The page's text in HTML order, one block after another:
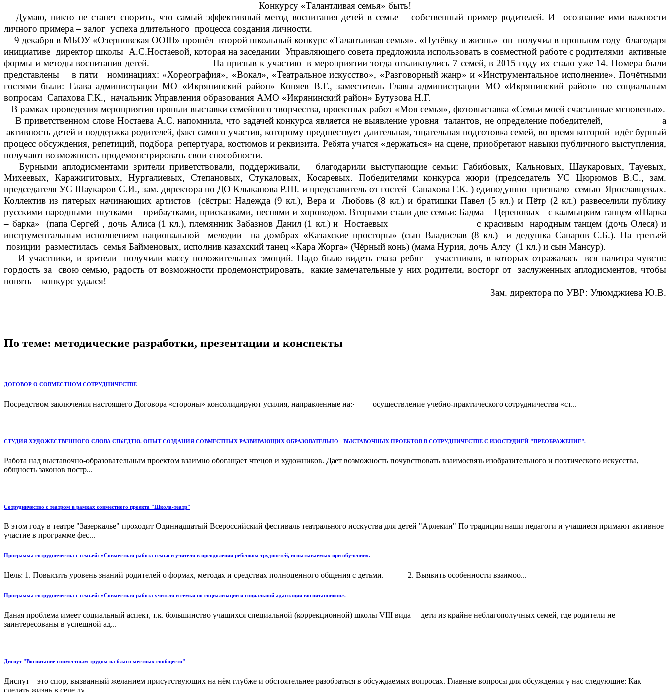
Конкурсу «Талантливая семья» быть!
Думаю, никто не станет спорить, что самый эффективный метод воспитания детей в семье – собственный пример родителей. И осознание ими важности
личного примера – залог успеха длительного процесса создания личности.
9 декабря в МБОУ «Озерновская ООШ» прошёл второй школьный конкурс «Талантливая семья». «Путёвку в жизнь» он получил в прошлом году благодаря
инициативе директор школы А.С.Ностаевой, которая на заседании Управляющего совета предложила использовать в совместной работе с родителями активные
формы и методы воспитания детей. На призыв к участию в мероприятии тогда откликнулись 7 семей, в 2015 году их стало уже 14. Номера были
представлены в пяти номинациях: «Хореография», «Вокал», «Театральное искусство», «Разговорный жанр» и «Инструментальное исполнение». Почётными
гостями были: Глава администрации МО «Икрянинский район» Коняев В.Г., заместитель Главы администрации МО «Икрянинский район» по социальным
вопросам Сапахова Г.К., начальник Управления образования АМО «Икрянинский район» Бутузова Н.Г.
В рамках проведения мероприятия прошли выставки семейного творчества, проектных работ «Моя семья», фотовыставка «Семьи моей счастливые мгновенья».
В приветственном слове Ностаева А.С. напомнила, что задачей конкурса является не выявление уровня талантов, не определение победителей, а
активность детей и поддержка родителей, факт самого участия, которому предшествует длительная, тщательная подготовка семей, во время которой идёт бурный
процесс обсуждения, репетиций, подбора репертуара, костюмов и реквизита. Ребята учатся «держаться» на сцене, приобретают навыки публичного выступления,
получают возможность продемонстрировать свои способности.
Бурными аплодисментами зрители приветствовали, поддерживали, благодарили выступающие семьи: Габибовых, Кальновых, Шаукаровых, Тауевых,
Михеевых, Каражигитовых, Нургалиевых, Степановых, Стукаловых, Косаревых. Победителями конкурса жюри (председатель УС Цюрюмов В.С., зам.
председателя УС Шаукаров С.И., зам. директора по ДО Клыканова Р.Ш. и представитель от гостей Сапахова Г.К. ) единодушно признало семью Ярославцевых.
Коллектив из пятерых начинающих артистов (сёстры: Надежда (9 кл.), Вера и Любовь (8 кл.) и братишки Павел (5 кл.) и Пётр (2 кл.) развеселили публику
русскими народными шутками – прибаутками, присказками, песнями и хороводом. Вторыми стали две семьи: Бадма – Цереновых с калмыцким танцем «Шарка
– барка» (папа Сергей , дочь Алиса (1 кл.), племянник Забазнов Данил (1 кл.) и Ностаевых с красивым народным танцем (дочь Олеся) и
инструментальным исполнением национальной мелодии на домбрах «Казахские просторы» (сын Владислав (8 кл.) и дедушка Сапаров С.Б.). На третьей
позиции разместилась семья Байменовых, исполнив казахский танец «Кара Жорга» (Чёрный конь) (мама Нурия, дочь Алсу (1 кл.) и сын Мансур).
И участники, и зрители получили массу положительных эмоций. Надо было видеть глаза ребят – участников, в которых отражалась вся палитра чувств:
гордость за свою семью, радость от возможности продемонстрировать, какие замечательные у них родители, восторг от заслуженных аплодисментов, чтобы
понять – конкурс удался!
Зам. директора по УВР: Улюмджиева Ю.В.
По теме: методические разработки, презентации и конспекты
ДОГОВОР О СОВМЕСТНОМ СОТРУДНИЧЕСТВЕ
Посредством заключения настоящего Договора «стороны» консолидируют усилия, направленные на:· осуществление учебно-практического сотрудничества «ст...
СТУДИЯ ХУДОЖЕСТВЕННОГО СЛОВА СПбГДТЮ. ОПЫТ СОЗДАНИЯ СОВМЕСТНЫХ РАЗВИВАЮЩИХ ОБРАЗОВАТЕЛЬНО - ВЫСТАВОЧНЫХ ПРОЕКТОВ В СОТРУДНИЧЕСТВЕ С ИЗОСТУДИЕЙ "ПРЕОБРАЖЕНИЕ".
Работа над выставочно-образовательным проектом взаимно обогащает чтецов и художников. Дает возможность почувствовать взаимосвязь изобразительного и поэтического искусства,
общность законов постр...
Сотрудничество с театром в рамках совместного проектa "Школа-театр"
В этом году в театре "Зазеркалье" проходит Одиннадцатый Всероссийский фестиваль театрального исскуства для детей "Арлекин" По традиции наши педагоги и учащиеся примают активное
участие в программе фес...
Программа сотрудничества с семьей: «Совместная работа семьи и учителя в преодолении ребенком трудностей, испытываемых при обучении».
Цель: 1. Повысить уровень знаний родителей о формах, методах и средствах полноценного общения с детьми. 2. Выявить особенности взаимоо...
Программа сотрудничества с семьей: «Совместная работа учителя и семьи по социализации и социальной адаптации воспитанников».
Даная проблема имеет социальный аспект, т.к. большинство учащихся специальной (коррекционной) школы VIII вида – дети из крайне неблагополучных семей, где родители не
заинтересованы в успешной ад...
Диспут "Воспитание совместным трудом на благо местных сообществ"
Диспут – это спор, вызванный желанием присутствующих на нём глубже и обстоятельнее разобраться в обсуждаемых вопросах. Главные вопросы для обсуждения у нас следующие: Как
сделать жизнь в селе лу...